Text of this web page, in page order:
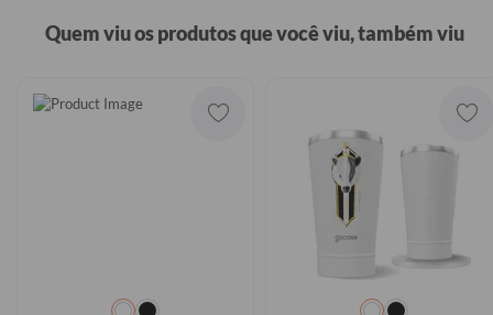
Quem viu os produtos que você viu, também viu